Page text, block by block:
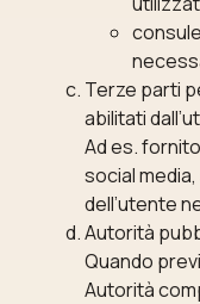
Terze parti
abilitati
Ad es.
social
dell’utente
Autorità
Quando
Autorità